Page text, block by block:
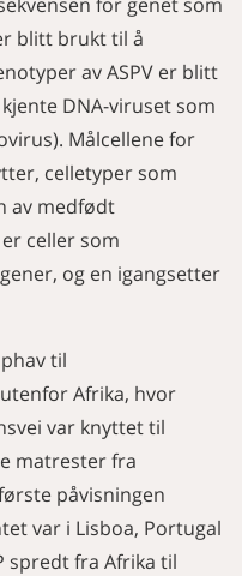
blitt brukt til å
av ASPV er blitt
DNA-viruset som
Målcellene for
celletyper som
av medfødt
celler som
og en igangsetter
til
Afrika, hvor
var knyttet til
matrester fra
påvisningen
var i Lisboa, Portugal
spredt fra Afrika til